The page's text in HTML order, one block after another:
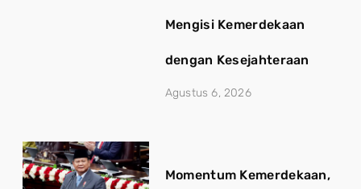
Mengisi Kemerdekaan
dengan Kesejahteraan
Agustus 6, 2026
Momentum Kemerdekaan,